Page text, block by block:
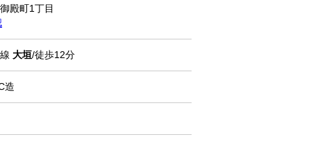
殿町1丁目
大垣/徒歩12分
造